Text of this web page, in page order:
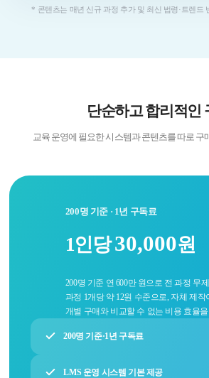
* 콘텐츠는 매년 신규 과정 추가 및 최신 법령·트렌드
단순하고 합리적인
교육 운영에 필요한 시스템과 콘텐츠를 따로 구
200명 기준 · 1년 구독료
1인당30,000원
200명 기준 연 600만 원으로 전 과정 무
과정 1개당 약 12원 수준으로, 자체 제작
개별 구매와 비교할 수 없는 비용 효율
200명 기준·1년 구독료
LMS 운영 시스템 기본 제공